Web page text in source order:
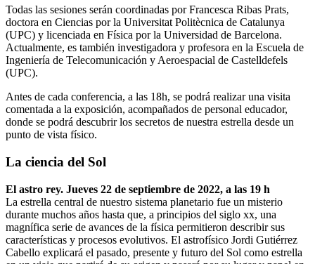
Todas las sesiones serán coordinadas por Francesca Ribas Prats,
doctora en Ciencias por la Universitat Politècnica de Catalunya
(UPC) y licenciada en Física por la Universidad de Barcelona.
Actualmente, es también investigadora y profesora en la Escuela de
Ingeniería de Telecomunicación y Aeroespacial de Castelldefels
(UPC).
Antes de cada conferencia, a las 18h, se podrá realizar una visita
comentada a la exposición, acompañados de personal educador,
donde se podrá descubrir los secretos de nuestra estrella desde un
punto de vista físico.
La ciencia del Sol
El astro rey. Jueves 22 de septiembre de 2022, a las 19 h
La estrella central de nuestro sistema planetario fue un misterio
durante muchos años hasta que, a principios del siglo xx, una
magnífica serie de avances de la física permitieron describir sus
características y procesos evolutivos. El astrofísico Jordi Gutiérrez
Cabello explicará el pasado, presente y futuro del Sol como estrella